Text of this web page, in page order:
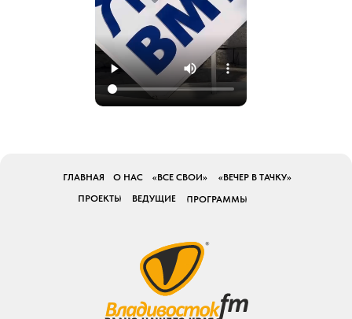
ПРОГРАММЫ
ВЕДУЩИЕ
ПРОЕКТЫ
«ВЕЧЕР В ТАЧКУ»
«ВСЕ СВОИ»
О НАС
ГЛАВНАЯ